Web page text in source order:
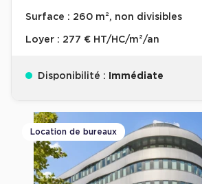
Surface : 260 m², non divisibles
Loyer : 277 € HT/HC/m²/an
Disponibilité : Immédiate
Location de bureaux